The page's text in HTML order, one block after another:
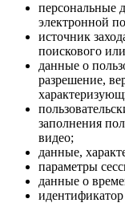
персональные
электронной
источник
поискового
данные о
разрешение,
заполнения
видео;
данные,
параметры
данные о